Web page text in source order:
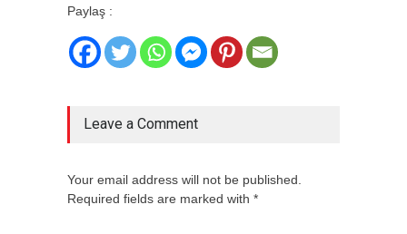
Paylaş :
Leave a Comment
Your email address will not be published.
Required fields are marked with *